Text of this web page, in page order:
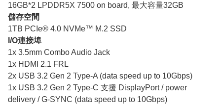
16GB*2 LPDDR5X 7500 on board, 最大容量32GB
儲存空間
1TB PCIe® 4.0 NVMe™ M.2 SSD
I/O連接埠
1x 3.5mm Combo Audio Jack
1x HDMI 2.1 FRL
2x USB 3.2 Gen 2 Type-A (data speed up to 10Gbps)
1x USB 3.2 Gen 2 Type-C 支援 DisplayPort / power
delivery / G-SYNC (data speed up to 10Gbps)